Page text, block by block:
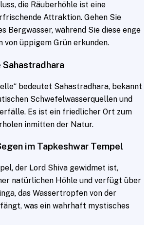
die Räuberhöhle ist eine
Attraktion. Gehen Sie
Bergwasser, während Sie diese enge
von üppigem Grün erkunden.
Sahastradhara
bedeutet Sahastradhara, bekannt
Schwefelwasserquellen und
Es ist ein friedlicher Ort zum
inmitten der Natur.
im Tapkeshwar Tempel
der Lord Shiva gewidmet ist,
natürlichen Höhle und verfügt über
das Wassertropfen von der
was ein wahrhaft mystisches